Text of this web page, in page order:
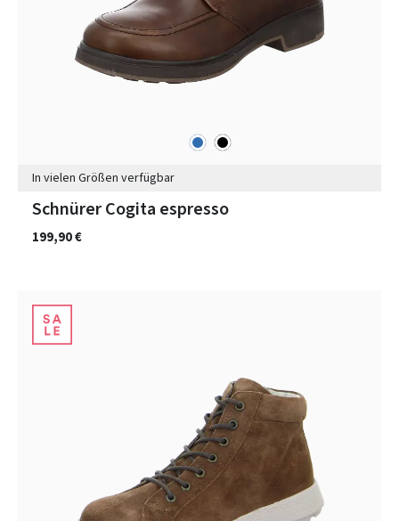
blau schwarz
In vielen Größen verfügbar
Schnürer Cogita espresso
199,90 €